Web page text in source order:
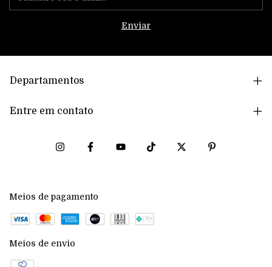
Departamentos
Entre em contato
Meios de pagamento
Meios de envio